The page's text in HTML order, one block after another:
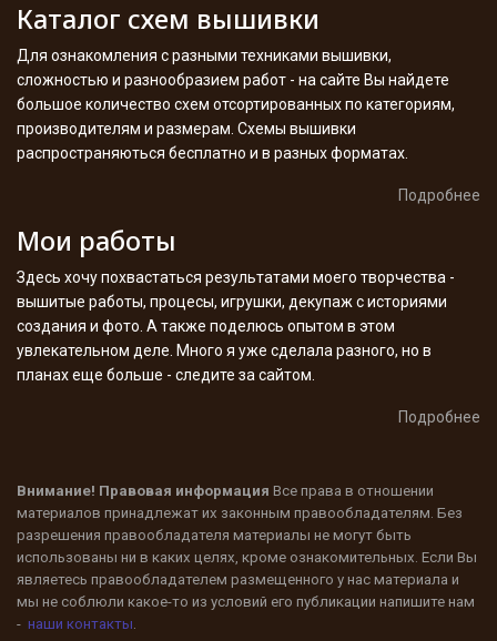
Каталог схем вышивки
Для ознакомления с разными техниками вышивки,
сложностью и разнообразием работ - на сайте Вы найдете
большое количество схем отсортированных по категориям,
производителям и размерам. Схемы вышивки
распространяються бесплатно и в разных форматах.
Подробнее
Мои работы
Здесь хочу похвастаться результатами моего творчества -
вышитые работы, процесы, игрушки, декупаж с историями
создания и фото. А также поделюсь опытом в этом
увлекательном деле. Много я уже сделала разного, но в
планах еще больше - следите за сайтом.
Подробнее
Внимание! Правовая информация Все права в отношении
материалов принадлежат их законным правообладателям. Без
разрешения правообладателя материалы не могут быть
использованы ни в каких целях, кроме ознакомительных. Если Вы
являетесь правообладателем размещенного у нас материала и
мы не соблюли какое-то из условий его публикации напишите нам
- наши контакты.